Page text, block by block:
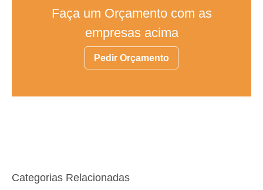
Faça um Orçamento com as
empresas acima
Pedir Orçamento
Categorias Relacionadas